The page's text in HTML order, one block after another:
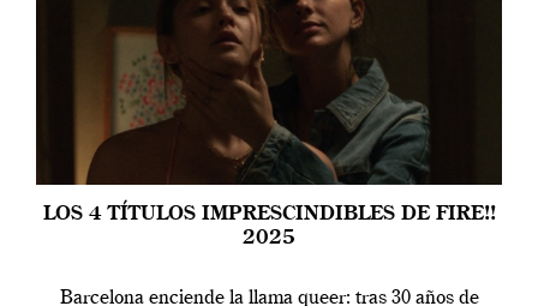
LOS 4 TÍTULOS IMPRESCINDIBLES DE FIRE!!
2025
Barcelona enciende la llama queer: tras 30 años de